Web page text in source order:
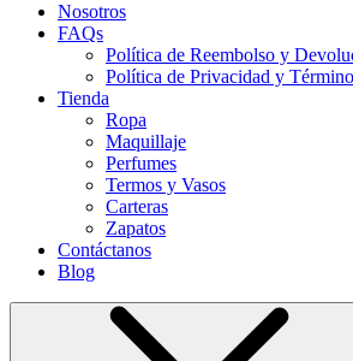
Nosotros
FAQs
Política de Reembolso y
Política de Privacidad y
Tienda
Ropa
Maquillaje
Perfumes
Termos y Vasos
Carteras
Zapatos
Contáctanos
Blog